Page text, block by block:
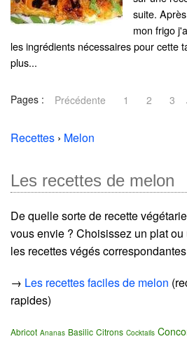
suite.
mon frigo
les ingrédients nécessaires pour cette
plus...
Pages : Précédente 1 2 3
Recettes › Melon
Les recettes de melon
De quelle sorte de recette
vous envie ? Choisissez un plat
les recettes végés
→ Les recettes faciles de melon
rapides)
Abricot Ananas Basilic Citrons Cocktails